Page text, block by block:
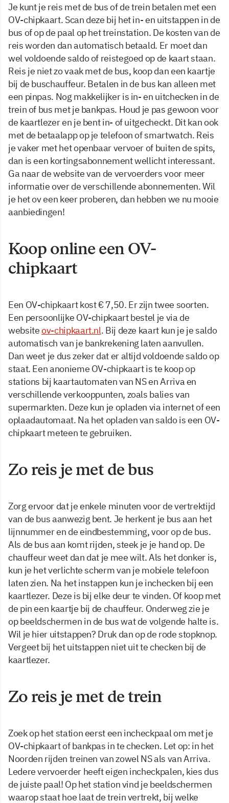
Je kunt je reis met de bus of de trein betalen met een
OV-chipkaart. Scan deze bij het in- en uitstappen in de
bus of op de paal op het treinstation. De kosten van de
reis worden dan automatisch betaald. Er moet dan
wel voldoende saldo of reistegoed op de kaart staan.
Reis je niet zo vaak met de bus, koop dan een kaartje
bij de buschauffeur. Betalen in de bus kan alleen met
een pinpas. Nog makkelijker is in- en uitchecken in de
trein of bus met je bankpas. Houd je pas gewoon voor
de kaartlezer en je bent in- of uitgecheckt. Dit kan ook
met de betaalapp op je telefoon of smartwatch. Reis
je vaker met het openbaar vervoer of buiten de spits,
dan is een kortingsabonnement wellicht interessant.
Ga naar de website van de vervoerders voor meer
informatie over de verschillende abonnementen. Wil
je het ov een keer proberen, dan hebben we nu mooie
aanbiedingen!
Koop online een OV-
chipkaart
Een OV-chipkaart kost € 7,50. Er zijn twee soorten.
Een persoonlijke OV-chipkaart bestel je via de
websiteov-chipkaart.nl. Bij deze kaart kun je je saldo
automatisch van je bankrekening laten aanvullen.
Dan weet je dus zeker dat er altijd voldoende saldo op
staat. Een anonieme OV-chipkaart is te koop op
stations bij kaartautomaten van NS en Arriva en
verschillende verkooppunten, zoals balies van
supermarkten. Deze kun je opladen via internet of een
oplaadautomaat. Na het opladen van saldo is een OV-
chipkaart meteen te gebruiken.
Zo reis je met de bus
Zorg ervoor dat je enkele minuten voor de vertrektijd
van de bus aanwezig bent. Je herkent je bus aan het
lijnnummer en de eindbestemming, voor op de bus.
Als de bus aan komt rijden, steek je je hand op. De
chauffeur weet dan dat je mee wilt. Als het donker is,
kun je het verlichte scherm van je mobiele telefoon
laten zien. Na het instappen kun je inchecken bij een
kaartlezer. Deze is bij elke deur te vinden. Of koop met
de pin een kaartje bij de chauffeur. Onderweg zie je
op beeldschermen in de bus wat de volgende halte is.
Wil je hier uitstappen? Druk dan op de rode stopknop.
Vergeet bij het uitstappen niet uit te checken bij de
kaartlezer.
Zo reis je met de trein
Zoek op het station eerst een incheckpaal om met je
OV-chipkaart of bankpas in te checken. Let op: in het
Noorden rijden treinen van zowel NS als van Arriva.
Ledere vervoerder heeft eigen incheckpalen, kies dus
de juiste paal! Op het station vind je beeldschermen
waarop staat hoe laat de trein vertrekt, bij welke